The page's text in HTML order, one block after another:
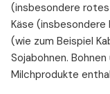
(insbesondere
Käse
(wie zum Beispiel
Sojabohnen.
Milchprodukte